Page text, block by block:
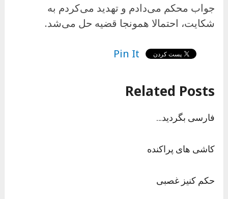
جواب محکم می‌دادم و تهدید می‌کردم به
شکایت، احتمالا همونجا قضیه حل می‌شد.
Pin It
Related Posts
فارسی بگردید…
کاشی های پراکنده
حکم کنیز غصبی